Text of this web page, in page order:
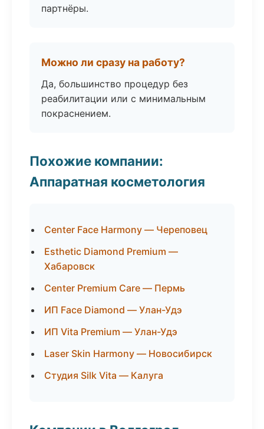
партнёры.
Можно ли сразу на работу?
Да, большинство процедур без
реабилитации или с минимальным
покраснением.
Похожие компании:
Аппаратная косметология
Center Face Harmony — Череповец
Esthetic Diamond Premium —
Хабаровск
Center Premium Care — Пермь
ИП Face Diamond — Улан-Удэ
ИП Vita Premium — Улан-Удэ
Laser Skin Harmony — Новосибирск
Студия Silk Vita — Калуга